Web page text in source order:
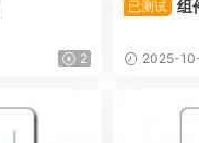
2
已测试 组
2025-